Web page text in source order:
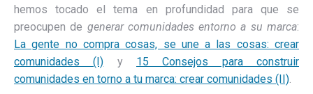
hemos tocado el tema en profundidad para que se
preocupen de generar comunidades entorno a su marca:
La gente no compra cosas, se une a las cosas: crear
comunidades (I) y 15 Consejos para construir
comunidades en torno a tu marca: crear comunidades (II).